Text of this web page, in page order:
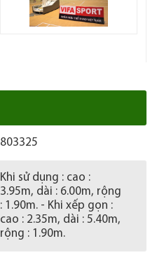
803325
Khi sử dụng : cao :
3.95m, dài : 6.00m, rộng
: 1.90m. - Khi xếp gọn :
cao : 2.35m, dài : 5.40m,
rộng : 1.90m.